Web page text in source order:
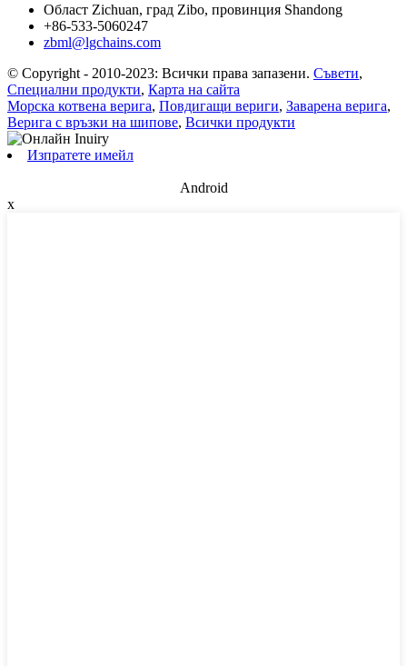
Област Zichuan, град Zibo, провинция Shandong
+86-533-5060247
zbml@lgchains.com
© Copyright - 2010-2023: Всички права запазени. Съвети,
Специални продукти, Карта на сайта
Морска котвена верига, Повдигащи вериги, Заварена верига,
Верига с връзки на шипове, Всички продукти
Изпратете имейл
Android
x